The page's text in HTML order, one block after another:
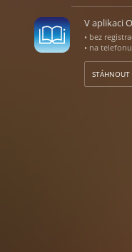
V aplikaci
• bez
• na
STÁHNOUT